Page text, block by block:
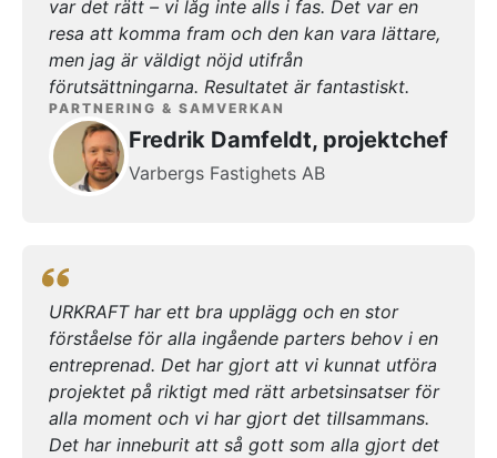
URKRAFT som höll ihop dagen på ett utmärkt
sätt! Jag är övertygad om att denna resa ihop
kommer bli spännande, säkert tuff ibland men
vi kommer garanterat ha kul ihop, och vi
kommer att leverera många mervärden, det vet
och känner jag. Med Vänlig Hälsning
var det rätt – vi låg inte alls i fas. Det var en
resa att komma fram och den kan vara lättare,
men jag är väldigt nöjd utifrån
förutsättningarna. Resultatet är fantastiskt.
PARTNERING & SAMVERKAN
Fredrik Damfeldt, projektchef
Varbergs Fastighets AB
URKRAFT har ett bra upplägg och en stor
förståelse för alla ingående parters behov i en
entreprenad. Det har gjort att vi kunnat utföra
projektet på riktigt med rätt arbetsinsatser för
alla moment och vi har gjort det tillsammans.
Det har inneburit att så gott som alla gjort det